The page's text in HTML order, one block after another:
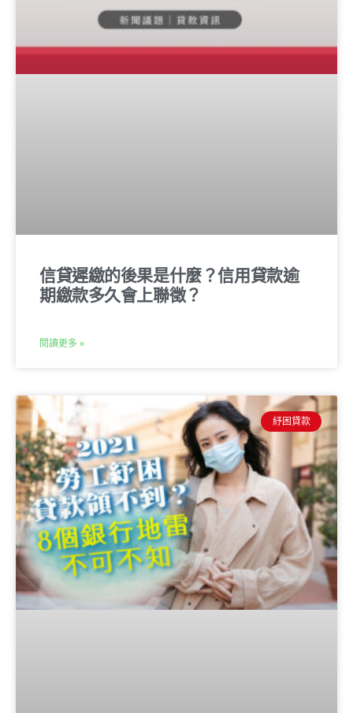
信貸遲繳的後果是什麼？信用貸款逾
期繳款多久會上聯徵？
閱讀更多 »
紓困貸款